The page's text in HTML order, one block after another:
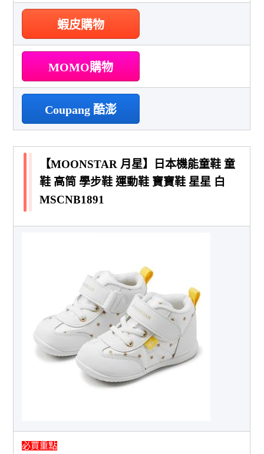
蝦皮購物
MOMO購物
Coupang 酷澎
【MOONSTAR 月星】日本機能童鞋 童
鞋 高筒 學步鞋 運動鞋 寶寶鞋 星星 白
MSCNB1891
必買重點